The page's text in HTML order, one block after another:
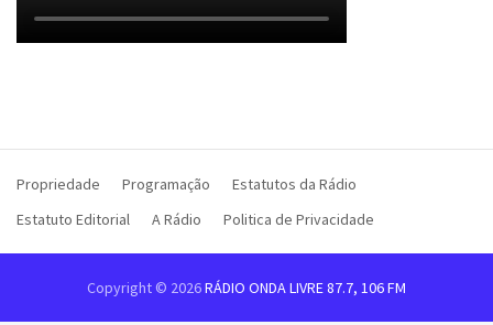
Propriedade Programação
Estatutos da Rádio
Estatuto Editorial
A Rádio Politica de Privacidade
Copyright © 2026RÁDIO ONDA LIVRE 87.7, 106 FM